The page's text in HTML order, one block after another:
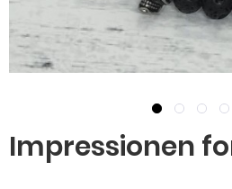
Impressionen